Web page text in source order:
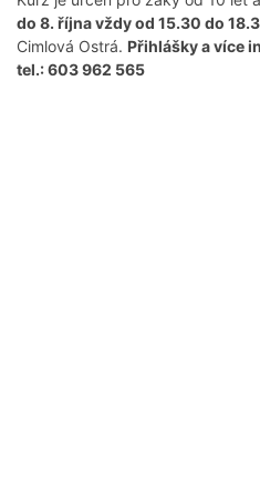
do 8. října vždy od 15.30 do
Cimlová Ostrá. Přihlášky a více
tel.: 603 962 565